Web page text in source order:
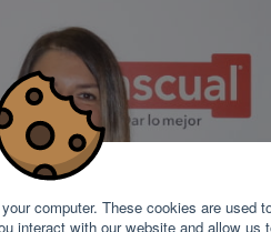
computer. These cookies are used
interact with our website and allow us